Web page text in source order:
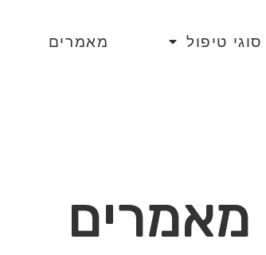
סוגי טיפול מאמרים
מאמרים